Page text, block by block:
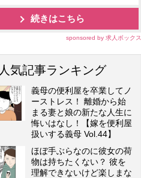
続きはこちら
sponsored by 求人ボックス
人気記事ランキング
義母の便利屋を卒業してノ
ーストレス！ 離婚から始
まる妻と娘の新たな人生に
悔いはなし！【嫁を便利屋
扱いする義母 Vol.44】
ほぼ手ぶらなのに彼女の荷
物は持ちたくない？ 彼を
理解できないけど楽しまな